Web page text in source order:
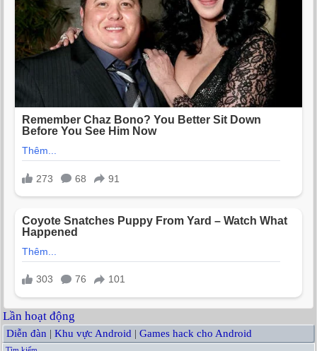
Lần hoạt động
Diễn đàn | Khu vực Android | Games hack cho Android